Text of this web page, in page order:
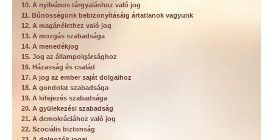
10. A nyilvános tárgyaláshoz való jog
11. Bűnösségünk bebizonyításáig ártatlanok vagyunk
12. A magánélethez való jog
13. A mozgás szabadsága
14. A menedékjog
15. Jog az állampolgársághoz
16. Házasság és család
17. A jog az ember saját dolgaihoz
18. A gondolat szabadsága
19. A kifejezés szabadsága
20. A gyülekezési szabadság
21. A demokráciához való jog
22. Szociális biztonság